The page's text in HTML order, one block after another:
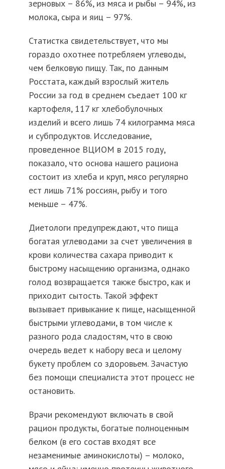
зерновых – 86%, из мяса и рыбы – 94%, из
молока, сыра и яиц – 97%.
Статистка свидетельствует, что мы
гораздо охотнее потребляем углеводы,
чем белковую пищу. Так, по данным
Росстата, каждый взрослый житель
России за год в среднем съедает 100 кг
картофеля, 117 кг хлебобулочных
изделий и всего лишь 74 килограмма мяса
и субпродуктов. Исследование,
проведенное ВЦИОМ в 2015 году,
показало, что основа нашего рациона
состоит из хлеба и круп, мясо регулярно
ест лишь 71% россиян, рыбу и того
меньше – 47%.
Диетологи предупреждают, что пища
богатая углеводами за счет увеличения в
крови количества сахара приводит к
быстрому насыщению организма, однако
голод возвращается также быстро, как и
приходит сытость. Такой эффект
вызывает привыкание к пище, насыщенной
быстрыми углеводами, в том числе к
разного рода сладостям, что в свою
очередь ведет к набору веса и целому
букету проблем со здоровьем. Зачастую
без помощи специалиста этот процесс не
остановить.
Врачи рекомендуют включать в свой
рацион продукты, богатые полноценным
белком (в его состав входят все
незаменимые аминокислоты) – молоко,